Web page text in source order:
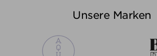
Unsere Marken